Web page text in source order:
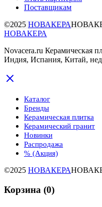
Поставщикам
©2025 НОВАКЕРА
НОВАКЕРА
Novacera.ru Керамическая
Индия, Испания, Китай,
Каталог
Бренды
Керамическая плитка
Керамический гранит
Новинки
Распродажа
% (Акция)
©2025 НОВАКЕРА
Корзина (0)